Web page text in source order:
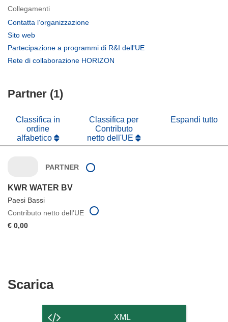
Collegamenti
Contatta l’organizzazione
nuova
Sito web
apre
finestra)
Partecipazione a programmi di R&I dell'UE
Rete di collaborazione HORIZON
Partner (1)
Classifica in
ordine
alfabetico
Classifica per
Contributo
netto dell'UE
Espandi tutto
PARTNER
KWR WATER BV
Paesi Bassi
Contributo netto dell'UE
€ 0,00
ScaricaScarica
contenuto
XML